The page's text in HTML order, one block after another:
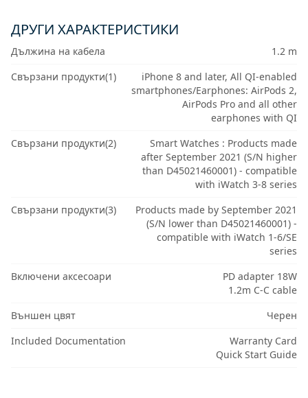
ДРУГИ ХАРАКТЕРИСТИКИ
Дължина на кабела
1.2 m
Свързани продукти(1)
iPhone 8 and later, All QI-enabled
smartphones/Earphones: AirPods 2,
AirPods Pro and all other
earphones with QI
Свързани продукти(2)
Smart Watches : Products made
after September 2021 (S/N higher
than D45021460001) - compatible
with iWatch 3-8 series
Свързани продукти(3)
Products made by September 2021
(S/N lower than D45021460001) -
compatible with iWatch 1-6/SE
series
Включени аксесоари
PD adapter 18W
1.2m C-C cable
Външен цвят
Черен
Included Documentation
Warranty Card
Quick Start Guide